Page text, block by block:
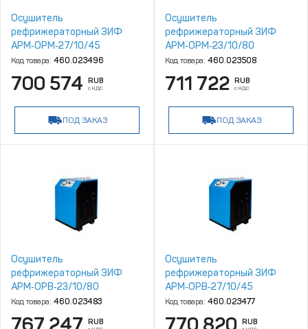
Осушитель
рефрижераторный ЗИФ
АРМ‑ОРМ‑27/10/45
Код товара: 460.023496
700 574 RUB
с НДС
ПОД ЗАКАЗ
Осушитель
рефрижераторный ЗИФ
АРМ‑ОРМ‑23/10/80
Код товара: 460.023508
711 722 RUB
с НДС
ПОД ЗАКАЗ
Осушитель
рефрижераторный ЗИФ
АРМ‑ОРВ‑23/10/80
Код товара: 460.023483
RUB
Осушитель
рефрижераторный ЗИФ
АРМ‑ОРВ‑27/10/45
Код товара: 460.023477
RUB